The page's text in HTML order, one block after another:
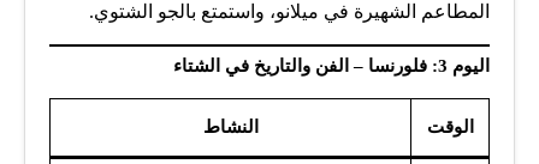
المطاعم الشهيرة في ميلانو، واستمتع بالجو الشتوي.
اليوم 3: فلورنسا – الفن والتاريخ في الشتاء
النشاط الوقت